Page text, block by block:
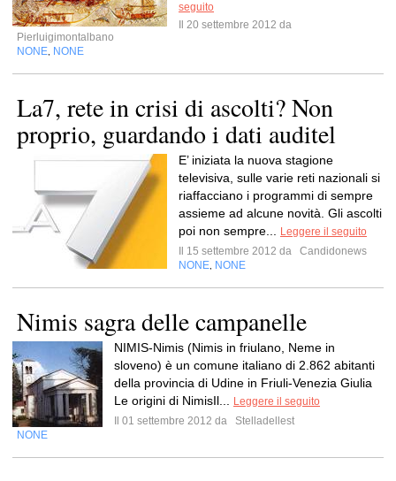
seguito
Il 20 settembre 2012 da
Pierluigimontalbano
NONE NONE
La7, rete in crisi di ascolti? Non
proprio, guardando i dati auditel
E’ iniziata la nuova stagione
televisiva, sulle varie reti nazionali si
riaffacciano i programmi di sempre
assieme ad alcune novità. Gli ascolti
poi non sempre...
Leggere il seguito
Il 15 settembre 2012 da
Candidonews
NONE NONE
Nimis sagra delle campanelle
NIMIS-Nimis (Nimis in friulano, Neme in
sloveno) è un comune italiano di 2.862 abitanti
della provincia di Udine in Friuli-Venezia Giulia
Le origini di NimisIl...
Leggere il seguito
Il 01 settembre 2012 da
Stelladellest
NONE